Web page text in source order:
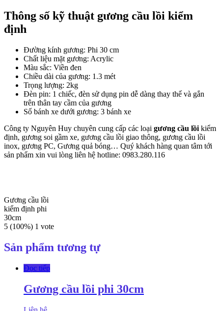
Thông số kỹ thuật gương cầu lồi kiểm
định
Đường kính gương: Phi 30 cm
Chất liệu mặt gương: Acrylic
Màu sắc: Viền đen
Chiều dài của gương: 1.3 mét
Trọng lượng: 2kg
Đèn pin: 1 chiếc, đèn sử dụng pin dễ dàng thay thế và gắn
trên thân tay cầm của gương
Số bánh xe dưới gương: 3 bánh xe
Công ty Nguyên Huy chuyên cung cấp các loại gương cầu lồi kiểm
định, gương soi gầm xe, gương cầu lồi giao thông, gương cầu lồi
inox, gương PC, Gương quả bóng… Quý khách hàng quan tâm tới
sản phẩm xin vui lòng liên hệ hotline: 0983.280.116
Gương cầu lồi
kiểm định phi
30cm
5 (100%) 1 vote
Sản phẩm tương tự
Đọc tiếp
Gương cầu lồi phi 30cm